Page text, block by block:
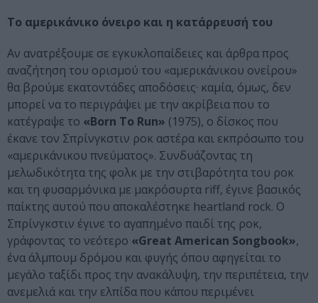
Το αμερικάνικο όνειρο και η κατάρρευσή του
Αν ανατρέξουμε σε εγκυκλοπαίδειες και άρθρα προς
αναζήτηση του ορισμού του «αμερικάνικου ονείρου»
θα βρούμε εκατοντάδες αποδόσεις· καμία, όμως, δεν
μπορεί να το περιγράψει με την ακρίβεια που το
κατέγραψε το «Born To Run» (1975), ο δίσκος που
έκανε τον Σπρίνγκστιν ροκ αστέρα και εκπρόσωπο του
«αμερικάνικου πνεύματος». Συνδυάζοντας τη
μελωδικότητα της φολκ με την στιβαρότητα του ροκ
και τη φυσαρμόνικα με μακρόσυρτα riff, έγινε βασικός
παίκτης αυτού που αποκαλέστηκε heartland rock. Ο
Σπρίνγκστιν έγινε το αγαπημένο παιδί της ροκ,
γράφοντας το νεότερο «Great American Songbook»,
ένα άλμπουμ δρόμου και φυγής όπου αφηγείται το
μεγάλο ταξίδι προς την ανακάλυψη, την περιπέτεια, την
ανεμελιά και την ελπίδα που κάπου περιμένει